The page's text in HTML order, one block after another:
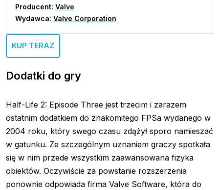
Producent: Valve
Wydawca: Valve Corporation
KUP TERAZ
Dodatki do gry
Half-Life 2: Episode Three jest trzecim i zarazem
ostatnim dodatkiem do znakomitego FPSa wydanego w
2004 roku, który swego czasu zdążył sporo namieszać
w gatunku. Ze szczególnym uznaniem graczy spotkała
się w nim przede wszystkim zaawansowana fizyka
obiektów. Oczywiście za powstanie rozszerzenia
ponownie odpowiada firma Valve Software, która do